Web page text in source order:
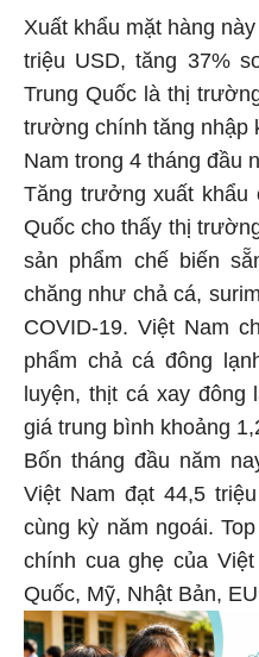
Xuất khẩu mặt hàng
triệu USD, tăng 37%
Trung Quốc là thị
trường chính tăng nhập
Nam trong 4 tháng đầu
Tăng trưởng xuất khẩu
Quốc cho thấy thị
sản phẩm chế biến
chăng như chả cá,
COVID-19. Việt Nam
phẩm chả cá đông
luyện, thịt cá xay đông
giá trung bình khoảng
Bốn tháng đầu năm
Việt Nam đạt 44,5
cùng kỳ năm ngoái.
chính cua ghẹ của
Quốc, Mỹ, Nhật Bản,